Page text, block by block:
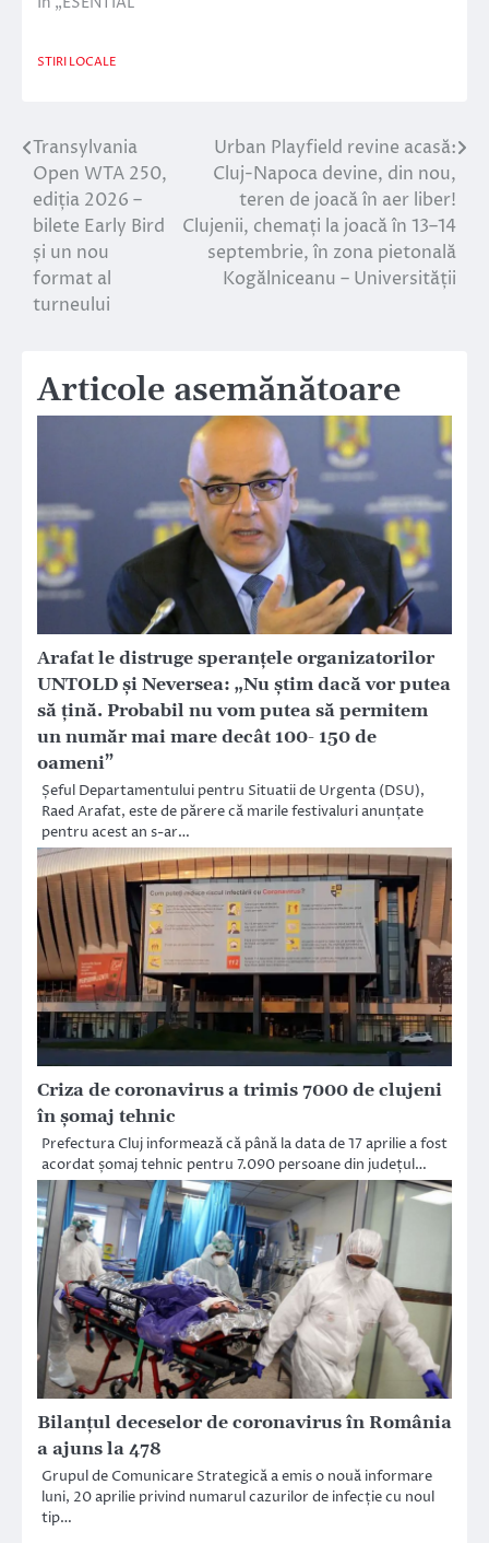
STIRI LOCALE
Navigare
în
articole
Transylvania
Open WTA 250,
ediția 2026 –
bilete Early Bird
și un nou
format al
turneului
Urban Playfield revine acasă:
Cluj-Napoca devine, din nou,
teren de joacă în aer liber!
Clujenii, chemați la joacă în 13–14
septembrie, în zona pietonală
Kogălniceanu – Universității
Articole asemănătoare
Arafat le distruge speranțele organizatorilor
UNTOLD și Neversea: „Nu știm dacă vor putea
să țină. Probabil nu vom putea să permitem
un număr mai mare decât 100- 150 de
oameni”
Șeful Departamentului pentru Situatii de Urgenta (DSU),
Raed Arafat, este de părere că marile festivaluri anunțate
pentru acest an s-ar…
Criza de coronavirus a trimis 7000 de clujeni
în șomaj tehnic
Prefectura Cluj informează că până la data de 17 aprilie a fost
acordat șomaj tehnic pentru 7.090 persoane din județul…
Bilanțul deceselor de coronavirus în România
a ajuns la 478
Grupul de Comunicare Strategică a emis o nouă informare
luni, 20 aprilie privind numarul cazurilor de infecție cu noul
tip…